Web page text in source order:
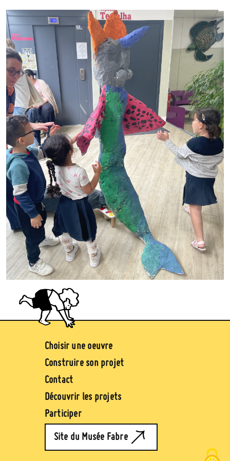
Pied de page (jaune)
Choisir une oeuvre
Construire son projet
Contact
Découvrir les projets
Participer
Site du Musée Fabre